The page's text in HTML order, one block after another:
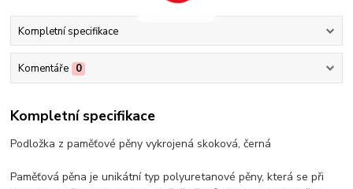
Kompletní specifikace
Komentáře 0
Kompletní specifikace
Podložka z paměťové pěny vykrojená skoková, černá
Paměťová pěna je unikátní typ polyuretanové pěny, která se při